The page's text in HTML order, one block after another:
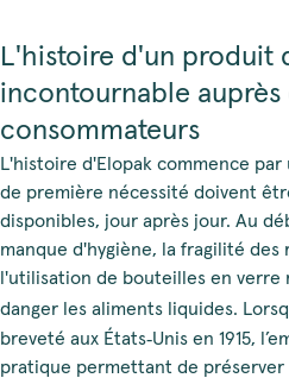
L'histoire d'un produit
incontournable auprès
consommateurs
L'histoire d'Elopak commence
de première nécessité doivent
disponibles, jour après jour. Au
manque d'hygiène, la fragilité
l'utilisation de bouteilles en
danger les aliments liquides.
breveté aux États‑Unis en 1915,
pratique permettant de préserver